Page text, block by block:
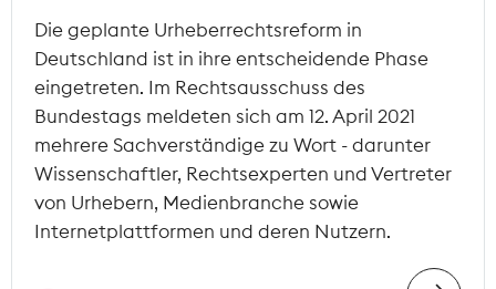
Die geplante Urheberrechtsreform in
Deutschland ist in ihre entscheidende Phase
eingetreten. Im Rechtsausschuss des
Bundestags meldeten sich am 12. April 2021
mehrere Sachverständige zu Wort - darunter
Wissenschaftler, Rechtsexperten und Vertreter
von Urhebern, Medienbranche sowie
Internetplattformen und deren Nutzern.